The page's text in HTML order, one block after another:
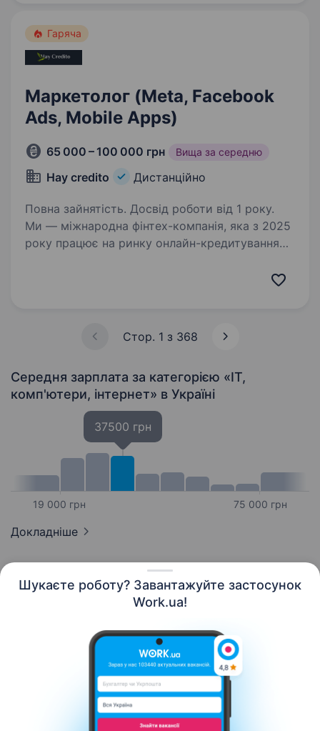
Шукаєте роботу? Завантажуйте застосунок
Work.ua!
Гаряча
Маркетолог (Meta, Facebook
Ads, Mobile Apps)
65 000 – 100 000 грн Вища за середню
Hay credito Дистанційно
Повна зайнятість. Досвід роботи від 1 року.
Ми — міжнародна фінтех-компанія, яка з 2025
року працює на ринку онлайн-кредитування
Стор. 1 з 368
Середня зарплата за категорією «IT,
комп'ютери, інтернет» в Україні
19 000 грн
37500 грн
75 000 грн
Докладніше